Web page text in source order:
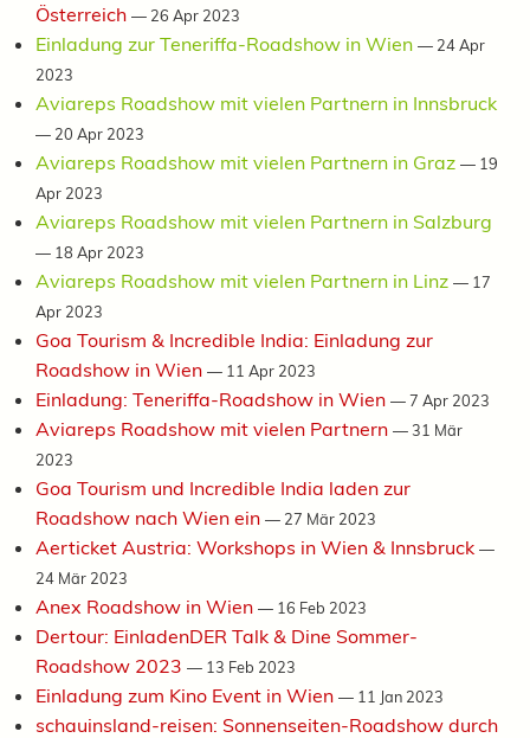
Österreich — 26 Apr 2023
Einladung zur Teneriffa-Roadshow in Wien — 24 Apr
2023
Aviareps Roadshow mit vielen Partnern in Innsbruck
— 20 Apr 2023
Aviareps Roadshow mit vielen Partnern in Graz — 19
Apr 2023
Aviareps Roadshow mit vielen Partnern in Salzburg
— 18 Apr 2023
Aviareps Roadshow mit vielen Partnern in Linz — 17
Apr 2023
Goa Tourism & Incredible India: Einladung zur
Roadshow in Wien — 11 Apr 2023
Einladung: Teneriffa-Roadshow in Wien —7 Apr 2023
Aviareps Roadshow mit vielen Partnern —31 Mär
2023
Goa Tourism und Incredible India laden zur
Roadshow nach Wien ein — 27 Mär 2023
Aerticket Austria: Workshops in Wien & Innsbruck —
24 Mär 2023
Anex Roadshow in Wien — 16 Feb 2023
Dertour: EinladenDER Talk & Dine Sommer-
Roadshow 2023 — 13 Feb 2023
Einladung zum Kino Event in Wien — 11 Jan 2023
schauinsland-reisen: Sonnenseiten-Roadshow durch